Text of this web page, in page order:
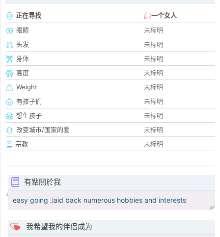
正在尋找
一个女人
眼睛
未标明
头发
未标明
身体
未标明
高度
未标明
Weight
未标明
有孩子们
未标明
想生孩子
未标明
改变城市/国家的爱
未标明
宗教
未标明
有點關於我
easy going ,laid back numerous hobbies and interests
我希望我的伴侣成为